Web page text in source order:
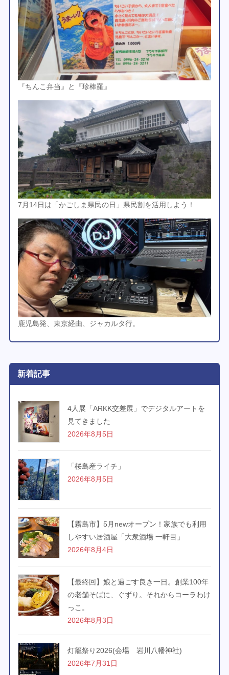
『ちんこ弁当』と『珍棒羅』
7月14日は「かごしま県民の日」県民割を活用しよう！
鹿児島発、東京経由、ジャカルタ行。
新着記事
4人展「ARKK交差展」でデジタルアートを
見てきました
2026年8月5日
「桜島産ライチ」
2026年8月5日
【霧島市】5月newオープン！家族でも利用
しやすい居酒屋「大衆酒場 一軒目」
2026年8月4日
【最終回】娘と過ごす良き一日。創業100年
の老舗そばに、ぐずり。それからコーラわけ
っこ。
2026年8月3日
灯籠祭り2026(会場 岩川八幡神社)
2026年7月31日